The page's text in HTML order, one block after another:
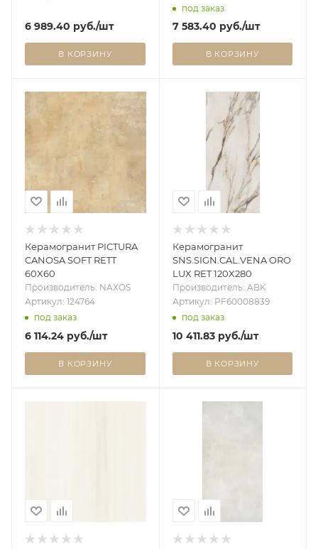
6 989.40 руб./шт
В КОРЗИНУ
под заказ
7 583.40 руб./шт
В КОРЗИНУ
Керамогранит PICTURA
CANOSA SOFT RETT
60X60
Производитель: NAXOS
Артикул: 124764
под заказ
6 114.24 руб./шт
В КОРЗИНУ
Керамогранит
SNS.SIGN.CAL.VENA ORO
LUX RET 120X280
Производитель: ABK
Артикул: PF60008839
под заказ
10 411.83руб./шт
В КОРЗИНУ